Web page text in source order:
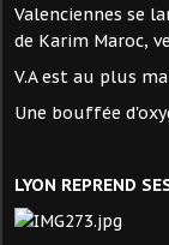
Valenciennes se
de Karim Maroc,
V.A est au plus
Une bouffée
LYON REPREND